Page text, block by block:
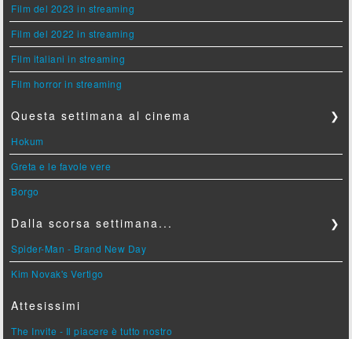
Film del 2023 in streaming
Film del 2022 in streaming
Film italiani in streaming
Film horror in streaming
Questa settimana al cinema ❯
Hokum
Greta e le favole vere
Borgo
Dalla scorsa settimana... ❯
Spider-Man - Brand New Day
Kim Novak's Vertigo
Attesissimi
The Invite - Il piacere è tutto nostro